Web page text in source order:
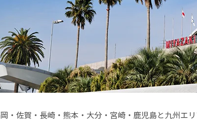
・佐賀・長崎・熊本・大分・宮崎・鹿児島と九州エ